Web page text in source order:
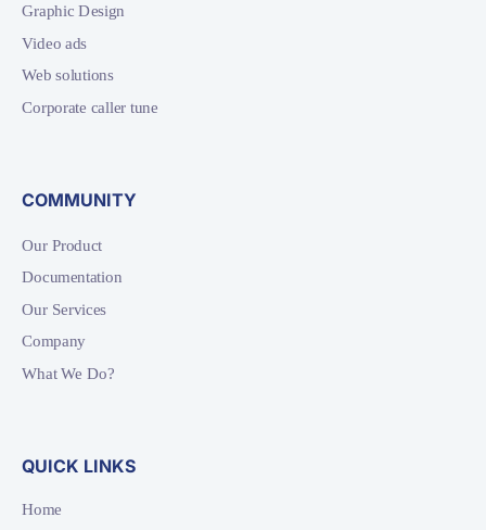
Graphic Design
Video ads
Web solutions
Corporate caller tune
COMMUNITY
Our Product
Documentation
Our Services
Company
What We Do?
QUICK LINKS
Home